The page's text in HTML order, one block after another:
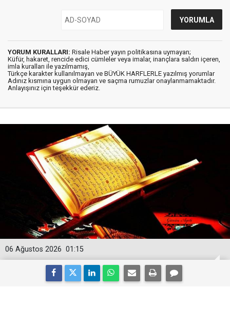
YORUM KURALLARI: Risale Haber yayın politikasına uymayan;
Küfür, hakaret, rencide edici cümleler veya imalar, inançlara saldırı içeren,
imla kuralları ile yazılmamış,
Türkçe karakter kullanılmayan ve BÜYÜK HARFLERLE yazılmış yorumlar
Adınız kısmına uygun olmayan ve saçma rumuzlar onaylanmamaktadır.
Anlayışınız için teşekkür ederiz.
01:15
06 Ağustos 2026